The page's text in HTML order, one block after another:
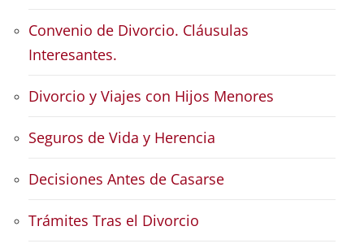
Convenio de Divorcio. Cláusulas
Interesantes.
Divorcio y Viajes con Hijos Menores
Seguros de Vida y Herencia
Decisiones Antes de Casarse
Trámites Tras el Divorcio